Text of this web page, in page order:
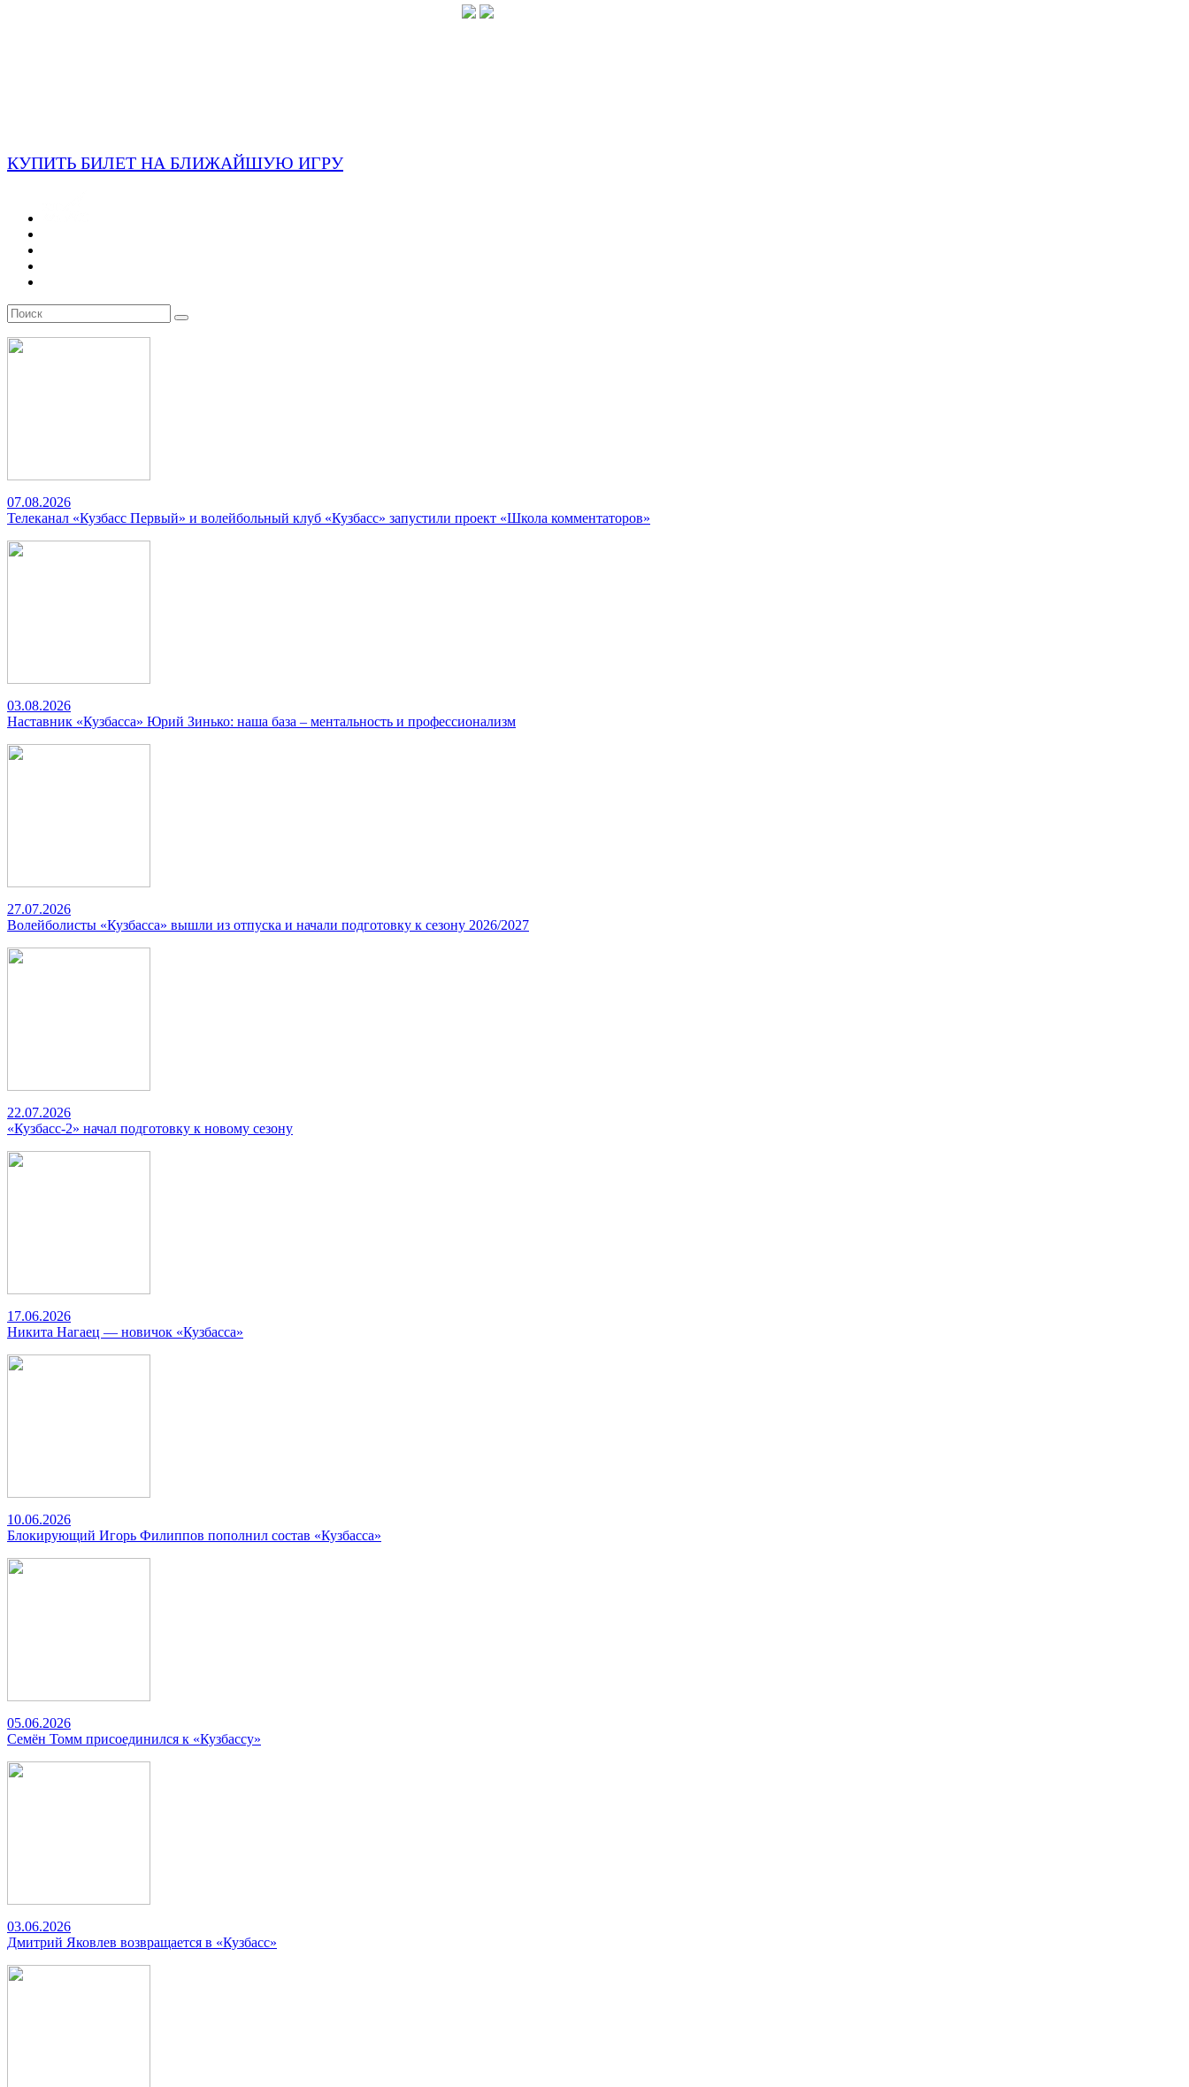
КУПИТЬ БИЛЕТ НА БЛИЖАЙШУЮ ИГРУ
07.08.2026
Телеканал «Кузбасс Первый» и волейбольный клуб «Кузбасс» запустили проект «Школа комментаторов»
03.08.2026
Наставник «Кузбасса» Юрий Зинько: наша база – ментальность и профессионализм
27.07.2026
Волейболисты «Кузбасса» вышли из отпуска и начали подготовку к сезону 2026/2027
22.07.2026
«Кузбасс-2» начал подготовку к новому сезону
17.06.2026
Никита Нагаец — новичок «Кузбасса»
10.06.2026
Блокирующий Игорь Филиппов пополнил состав «Кузбасса»
05.06.2026
Семён Томм присоединился к «Кузбассу»
03.06.2026
Дмитрий Яковлев возвращается в «Кузбасс»